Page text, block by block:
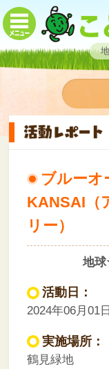
ブルーオ
KANSAI（
リー）
地
活動日：
2024年06月01日
実施場所：
鶴見緑地